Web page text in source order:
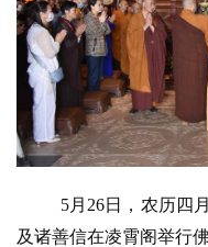
5月26日，农历四
及诸善信在凌霄阁举行